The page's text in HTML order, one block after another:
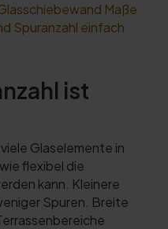
Maße
Spuranzahl einfach
ist
Glaselemente in
flexibel die
kann. Kleinere
Spuren. Breite